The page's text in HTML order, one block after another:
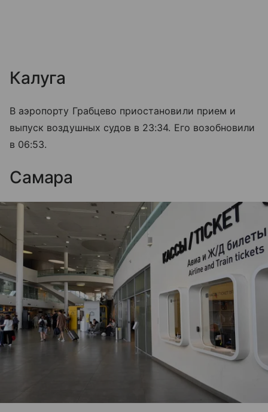
Калуга
В аэропорту Грабцево приостановили прием и
выпуск воздушных судов в 23:34. Его возобновили
в 06:53.
Самара